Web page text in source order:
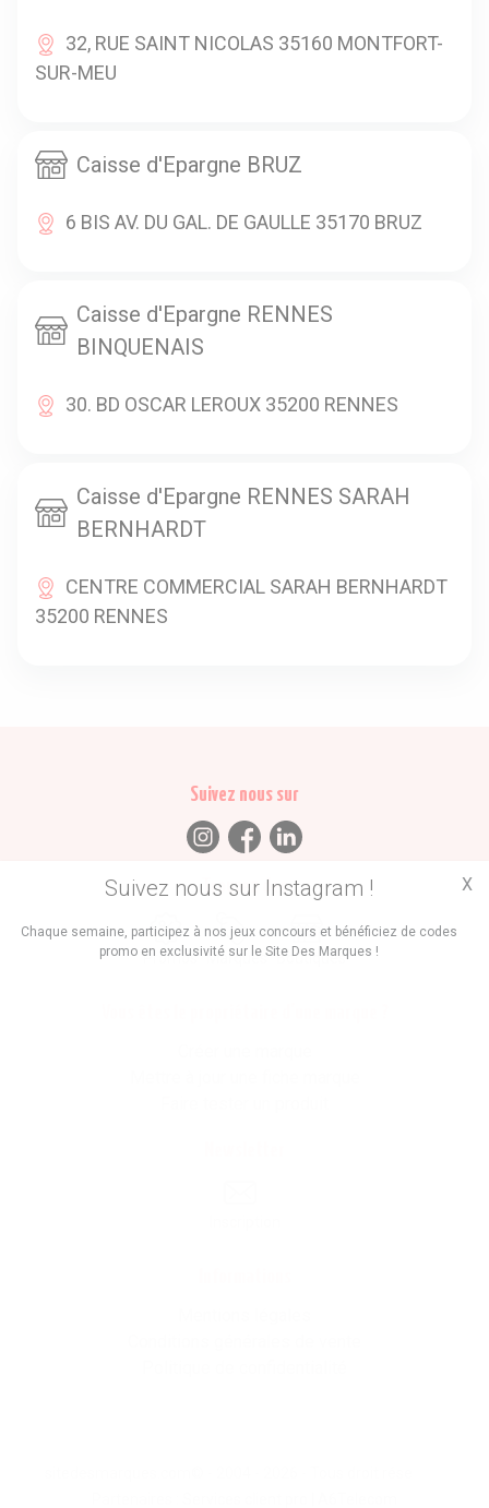
32, RUE SAINT NICOLAS 35160 MONTFORT-
SUR-MEU
Caisse d'Epargne BRUZ
6 BIS AV. DU GAL. DE GAULLE 35170 BRUZ
Caisse d'Epargne RENNES
BINQUENAIS
30. BD OSCAR LEROUX 35200 RENNES
Caisse d'Epargne RENNES SARAH
BERNHARDT
CENTRE COMMERCIAL SARAH BERNHARDT
35200 RENNES
Suivez nous sur Instagram !
Chaque semaine, participez à nos jeux concours et bénéficiez de codes
promo en exclusivité sur le Site Des Marques !
X
Suivez nous sur
Trouvez des
Promos Marques Boutiques